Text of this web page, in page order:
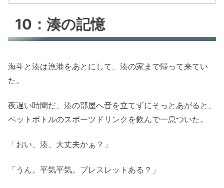
10：湊の記憶
海斗と湊は漁港をあとにして、湊の家まで帰って来てい
た。
夜遅い時間だ、湊の部屋へ音を立てずにそっとあがると、
ペットボトルのスポーツドリンクを飲んで一息ついた。
「おい、湊、大丈夫かぁ？」
「うん。平気平気。ブレスレットある？」